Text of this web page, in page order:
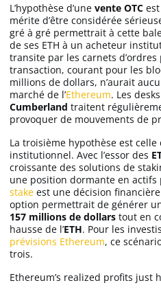
L’hypothèse d’une vente OTC
mérite d’être considérée
gré à gré permettrait à cette
de ses ETH à un acheteur
transite par les carnets
transaction, courant pour les
millions de dollars, n’aurait
marché de l’Ethereum. Les
Cumberland traitent
provoquer de mouvements de
La troisième hypothèse est celle
institutionnel. Avec l’essor des
croissante des solutions de
une position dormante en
stake est une décision
option permettrait de générer
157 millions de dollars tout en
hausse de l’ETH. Pour les
prévisions Ethereum, ce
trois.
Ethereum’s realized profits just